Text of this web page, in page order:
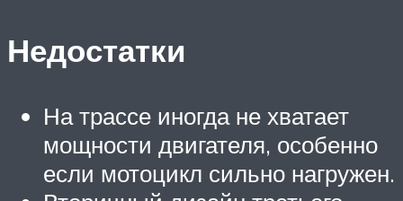
Недостатки
На трассе иногда не хватает
мощности двигателя, особенно
если мотоцикл сильно нагружен.